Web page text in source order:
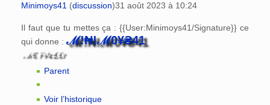
Minimoys41 (discussion)31 août 2023 à 10:24
Il faut que tu mettes ça : {{User:Minimoys41/Signature}} ce
qui donne : ℳ!₦!ℳ0¥₴41
ℳ€ P₳r₤€r
Parent
Voir l’historique